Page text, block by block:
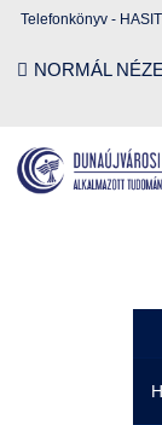
Telefonkönyv - HASIT
NORMÁL